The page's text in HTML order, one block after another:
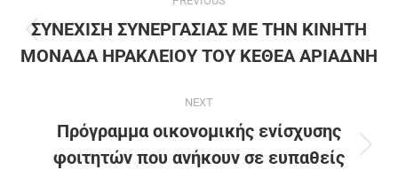
ΣΥΝΕΧΙΣΗ ΣΥΝΕΡΓΑΣΙΑΣ ΜΕ ΤΗΝ ΚΙΝΗΤΗ
ΜΟΝΑΔΑ ΗΡΑΚΛΕΙΟΥ ΤΟΥ ΚΕΘΕΑ ΑΡΙΑΔΝΗ
NEXT
Πρόγραμμα οικονομικής ενίσχυσης
φοιτητών που ανήκουν σε ευπαθείς